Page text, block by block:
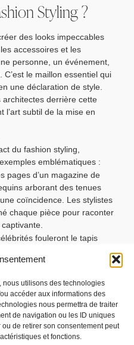
nous utilisons des technologies
accéder aux informations des
nous permettra de traiter
de navigation ou les ID uniques
de retirer son consentement peut
et fonctions.
Styling ?
des looks impeccables
accessoires et les
personne, un événement,
le maillon essentiel qui
une déclaration de style.
derrière cette
l’art subtil de la mise en
du fashion styling,
emblématiques :
pages d’un magazine de
arborant des tenues
coïncidence. Les stylistes
chaque pièce pour raconter
fouleront le tapis
Chaque détail, des robes
animateurs de télévision
Les stylistes créent
de l’émission et du
du public cible.